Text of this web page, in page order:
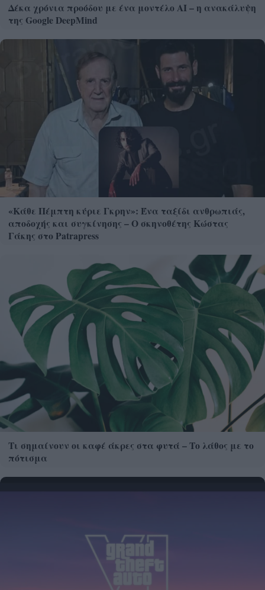
Δέκα χρόνια προόδου με ένα μοντέλο ΑΙ – η ανακάλυψη
της Google DeepMind
«Κάθε Πέμπτη κύριε Γκρην»: Ένα ταξίδι ανθρωπιάς,
αποδοχής και συγκίνησης – Ο σκηνοθέτης Κώστας
Γάκης στο Patrapress
Τι σημαίνουν οι καφέ άκρες στα φυτά – Το λάθος με το
πότισμα